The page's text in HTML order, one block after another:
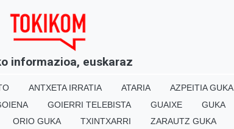
informazioa, euskaraz
ANTXETA IRRATIA ATARIA AZPEITIA GUKA
GOIERRI TELEBISTA GUAIXE GUKA
ORIO GUKA TXINTXARRI ZARAUTZ GUKA